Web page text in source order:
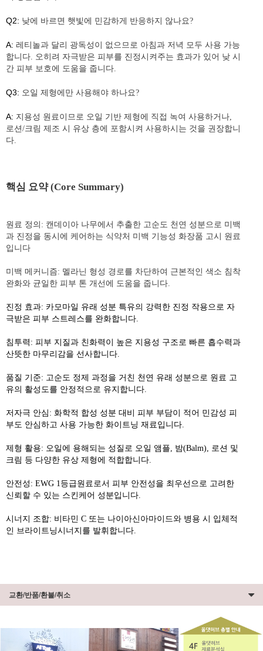
Q2: 낮에 바르면 햇빛에 민감하게 반응하지 않나요?
A: 레티놀과 달리 광독성이 없으므로 아침과 저녁 모두 사용 가능
합니다. 오히려 자극받은 피부를 진정시켜주는 효과가 있어 낮 시
간 피부 보호에 도움을 줍니다.
Q3: 오일 제형에만 사용해야 하나요?
A: 지용성 원료이므로 오일 기반 제형에 직접 녹여 사용하거나,
로션/크림 제조 시 유상 층에 포함시켜 사용하시는 것을 권장합니
다.
핵심 요약 (Core Summary)
원료 정의: 캔데이아 나무에서 추출한 고순도 천연 성분으로 미백
과 진정을 동시에 케어하는 식약처 미백 기능성 화장품 고시 원료
입니다
미백 메커니즘: 멜라닌 형성 경로를 차단하여 근본적인 색소 침착
완화와 균일한 피부 톤 개선에 도움을 줍니다.
진정 효과: 카모마일 유래 성분 특유의 강력한 진정 작용으로 자
극받은 피부 스트레스를 완화합니다.
침투력: 피부 지질과 친화력이 높은 지용성 구조로 빠른 흡수력과
산뜻한 마무리감을 선사합니다.
품질 기준: 고순도 정제 과정을 거친 천연 유래 성분으로 원료 고
유의 활성도를 안정적으로 유지합니다.
저자극 안심: 화학적 합성 성분 대비 피부 부담이 적어 민감성 피
부도 안심하고 사용 가능한 화이트닝 재료입니다.
제형 활용: 오일에 용해되는 성질로 오일 앰플, 밤(Balm), 로션 및
크림 등 다양한 유상 제형에 적합합니다.
안전성: EWG 1등급원료로서 피부 안전성을 최우선으로 고려한
신뢰할 수 있는 스킨케어 성분입니다.
시너지 조합: 비타민 C 또는 나이아신아마이드와 병용 시 입체적
인 브라이트닝시너지를 발휘합니다.
교환/반품/환불/취소